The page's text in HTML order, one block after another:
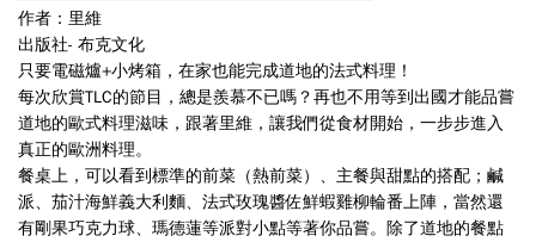
作者：里維
出版社- 布克文化
只要電磁爐+小烤箱，在家也能完成道地的法式料理！
每次欣賞TLC的節目，總是羨慕不已嗎？再也不用等到出國才能品嘗
道地的歐式料理滋味，跟著里維，讓我們從食材開始，一步步進入
真正的歐洲料理。
餐桌上，可以看到標準的前菜（熱前菜）、主餐與甜點的搭配；鹹
派、茄汁海鮮義大利麵、法式玫瑰醬佐鮮蝦雞柳輪番上陣，當然還
有剛果巧克力球、瑪德蓮等派對小點等著你品嘗。除了道地的餐點